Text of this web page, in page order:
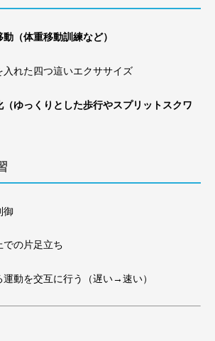
（体重移動訓練など）
入れた四つ這いエクササイズ
（ゆっくりとした歩行やスプリットスクワ
御
での片足立ち
運動を交互に行う（遅い→速い）